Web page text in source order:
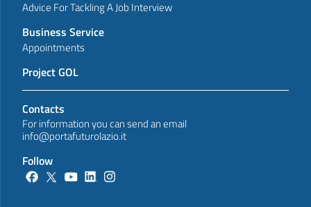
Advice For Tackling A Job Interview
Business Service
Appointments
Project GOL
Contacts
For information you can send an email
info@portafuturolazio.it
Follow